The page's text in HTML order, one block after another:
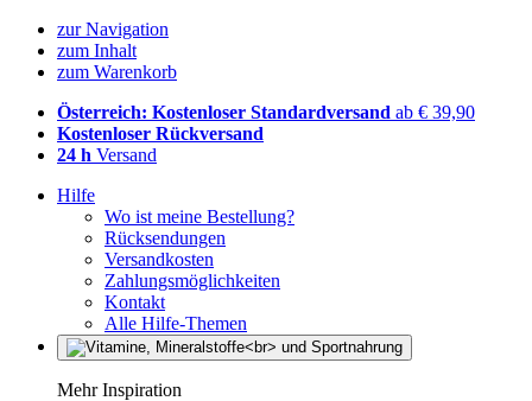
zur Navigation
zum Inhalt
zum Warenkorb
Österreich: Kostenloser Standardversand ab € 39,90
Kostenloser Rückversand
24 h Versand
Hilfe
Wo ist meine Bestellung?
Rücksendungen
Versandkosten
Zahlungsmöglichkeiten
Kontakt
Alle Hilfe-Themen
Mehr Inspiration